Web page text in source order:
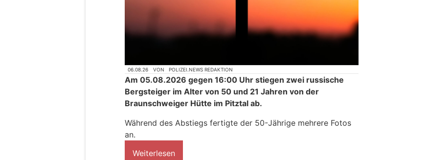
06.08.26 VON POLIZEI.NEWS REDAKTION
Am 05.08.2026 gegen 16:00 Uhr stiegen zwei russische
Bergsteiger im Alter von 50 und 21 Jahren von der
Braunschweiger Hütte im Pitztal ab.
Während des Abstiegs fertigte der 50-Jährige mehrere Fotos
an.
Weiterlesen